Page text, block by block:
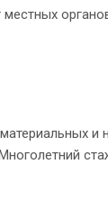
и